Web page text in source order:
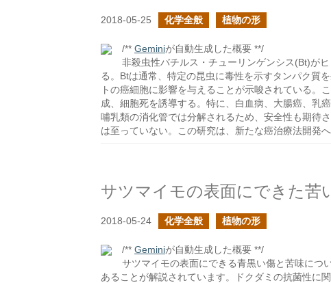
2018-05-25 化学全般 植物の形
/** Geminiが自動生成した概要 **/
非殺虫性バチルス・チューリンゲンシス(Bt)が
る。Btは通常、特定の昆虫に毒性を示すタンパク質
トの癌細胞に影響を与えることが示唆されている。
成、細胞死を誘導する。特に、白血病、大腸癌、乳
哺乳類の消化管では分解されるため、安全性も期待
は至っていない。この研究は、新たな癌治療法開発へ
サツマイモの表面にできた苦
2018-05-24 化学全般 植物の形
/** Geminiが自動生成した概要 **/
サツマイモの表面にできる青黒い傷と苦味につ
あることが解説されています。ドクダミの抗菌性に